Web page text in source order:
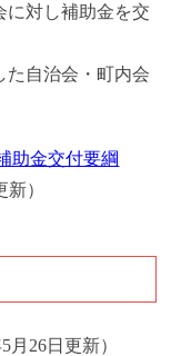
に対し補助金を交
た自治会・町内会
助金交付要綱
新）
月26日更新）